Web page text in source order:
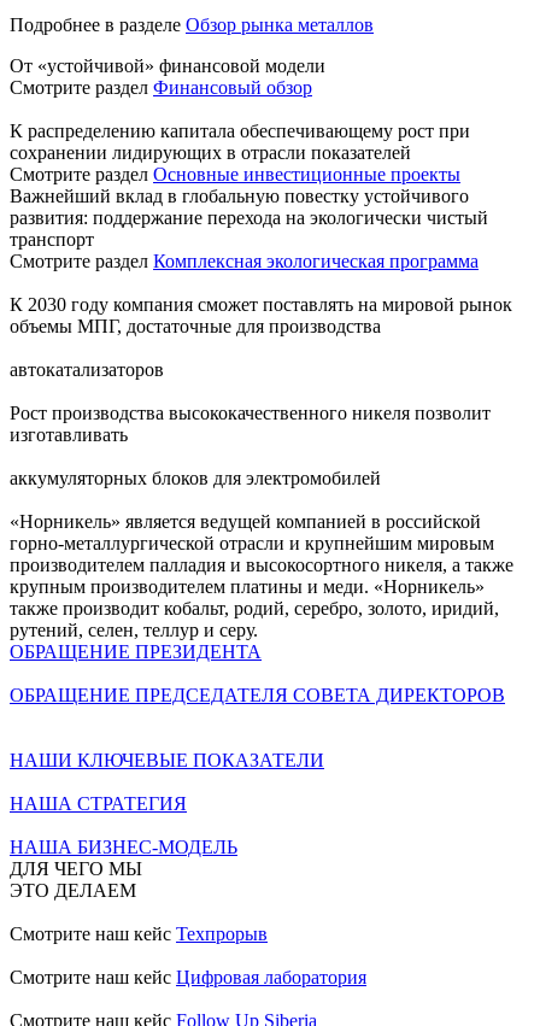
Подробнее в разделе Обзор рынка металлов
От «устойчивой» финансовой модели
Смотрите раздел Финансовый обзор
К распределению капитала обеспечивающему рост при
сохранении лидирующих в отрасли показателей
Смотрите раздел Основные инвестиционные проекты
Важнейший вклад в глобальную повестку устойчивого
развития: поддержание перехода на экологически чистый
транспорт
Смотрите раздел Комплексная экологическая программа
К 2030 году компания сможет поставлять на мировой рынок
объемы МПГ, достаточные для производства
автокатализаторов
Рост производства высококачественного никеля позволит
изготавливать
аккумуляторных блоков для электромобилей
«Норникель» является ведущей компанией в российской
горно-металлургической отрасли и крупнейшим мировым
производителем палладия и высокосортного никеля, а также
крупным производителем платины и меди. «Норникель»
также производит кобальт, родий, серебро, золото, иридий,
рутений, селен, теллур и серу.
ОБРАЩЕНИЕ ПРЕЗИДЕНТА
ОБРАЩЕНИЕ ПРЕДСЕДАТЕЛЯ СОВЕТА ДИРЕКТОРОВ
НАШИ КЛЮЧЕВЫЕ ПОКАЗАТЕЛИ
НАША СТРАТЕГИЯ
НАША БИЗНЕС-МОДЕЛЬ
ДЛЯ ЧЕГО МЫ
ЭТО ДЕЛАЕМ
Смотрите наш кейс Техпрорыв
Смотрите наш кейс Цифровая лаборатория
Смотрите наш кейс Follow Up Siberia